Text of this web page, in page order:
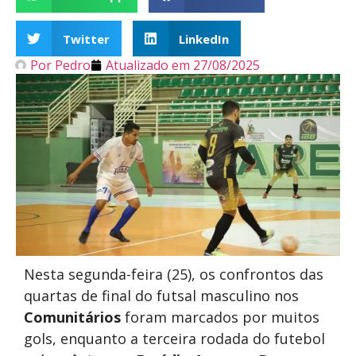
Twitter LinkedIn
Por Pedro Atualizado em 27/08/2025
Nesta segunda-feira (25), os confrontos das
quartas de final do futsal masculino nos
Comunitários foram marcados por muitos
gols, enquanto a terceira rodada do futebol